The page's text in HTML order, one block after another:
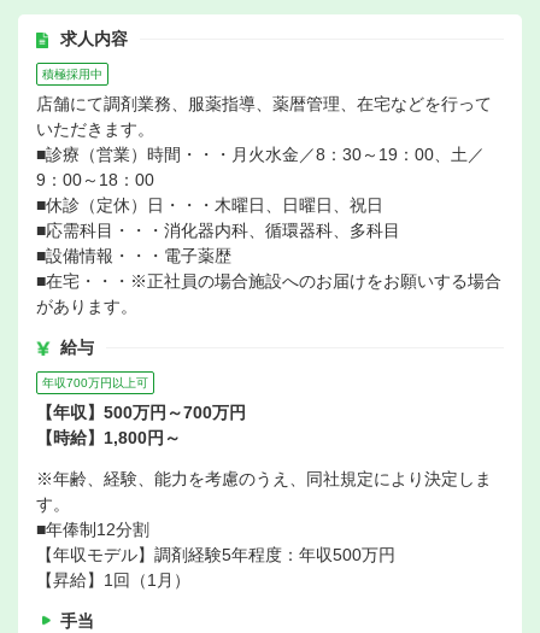
求人内容
積極採用中
店舗にて調剤業務、服薬指導、薬暦管理、在宅などを行って
いただきます。
■診療（営業）時間・・・月火水金／8：30～19：00、土／
9：00～18：00
■休診（定休）日・・・木曜日、日曜日、祝日
■応需科目・・・消化器内科、循環器科、多科目
■設備情報・・・電子薬歴
■在宅・・・※正社員の場合施設へのお届けをお願いする場合
があります。
給与
年収700万円以上可
【年収】500万円～700万円
【時給】1,800円～
※年齢、経験、能力を考慮のうえ、同社規定により決定しま
す。
■年俸制12分割
【年収モデル】調剤経験5年程度：年収500万円
【昇給】1回（1月）
手当